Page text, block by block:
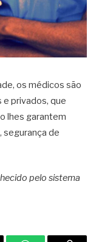
os médicos são
privados, que
lhes garantem
segurança de
pelo sistema